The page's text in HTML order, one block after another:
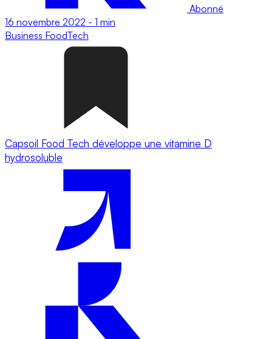
Abonné
16 novembre 2022 - 1 min
Business FoodTech
Capsoil Food Tech développe une vitamine D
hydrosoluble